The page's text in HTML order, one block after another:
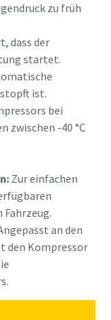
zu früh
dass der
startet.
ist.
bei
zwischen -40 °C
Zur einfachen
an den
den Kompressor